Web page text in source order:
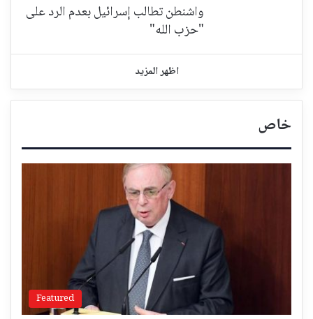
واشنطن تطالب إسرائيل بعدم الرد على
"حزب الله"
اظهر المزيد
خاص
Featured